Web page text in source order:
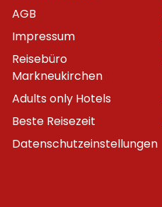
AGB
Impressum
Reisebüro
Markneukirchen
Adults only Hotels
Beste Reisezeit
Datenschutzeinstellungen